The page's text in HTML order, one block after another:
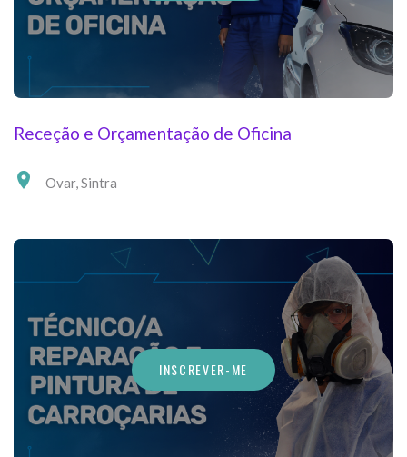
Receção e Orçamentação de Oficina
Ovar, Sintra
INSCREVER-ME